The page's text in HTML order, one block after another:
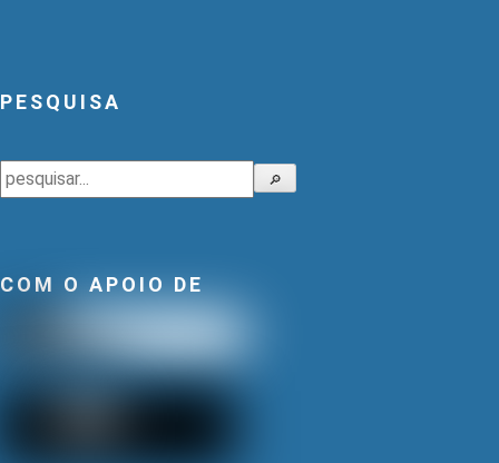
PESQUISA
Pesquisar 🔎
COM O APOIO DE